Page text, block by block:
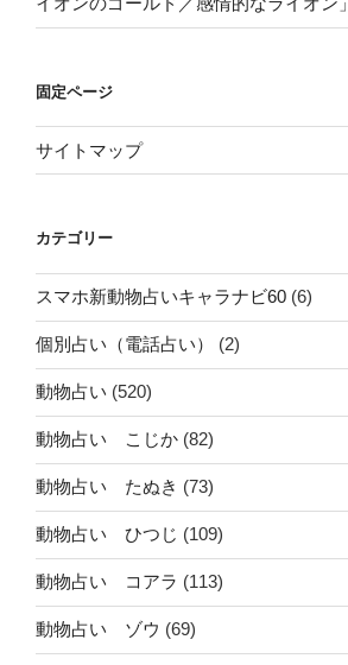
固定ページ
サイトマップ
カテゴリー
スマホ新動物占いキャラナビ60 (6)
個別占い（電話占い） (2)
動物占い (520)
動物占い こじか (82)
動物占い たぬき (73)
動物占い ひつじ (109)
動物占い コアラ (113)
動物占い ゾウ (69)